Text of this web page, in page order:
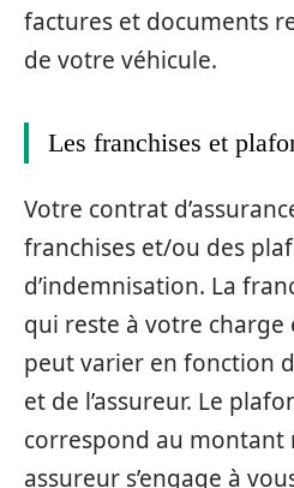
factures et documents
de votre véhicule.
Les franchises et
Votre contrat
franchises et/ou des
d’indemnisation. La
qui reste à votre charge
peut varier en fonction
et de l’assureur. Le
correspond au
assureur s’engage à